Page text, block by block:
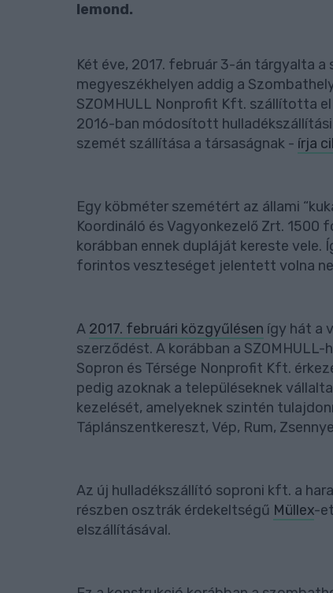
lemond.
Két éve, 2017. február 3-án tárgyalta
megyeszékhelyen addig a
SZOMHULL Nonprofit Kft. szállította
2016-ban módosított
szemét szállítása a társaságnak - írja
Egy köbméter szemétért az állami
Koordináló és Vagyonkezelő Zrt.
korábban ennek dupláját kereste
forintos veszteséget jelentett volna
A 2017. februári közgyűlésen így hát a
szerződést. A korábban a
Sopron és Térsége Nonprofit Kft.
pedig azoknak a településeknek
kezelését, amelyeknek szintén
Táplánszentkereszt, Vép, Rum,
Az új hulladékszállító soproni kft. a
részben osztrák érdekeltségű Müllex-
elszállításával.